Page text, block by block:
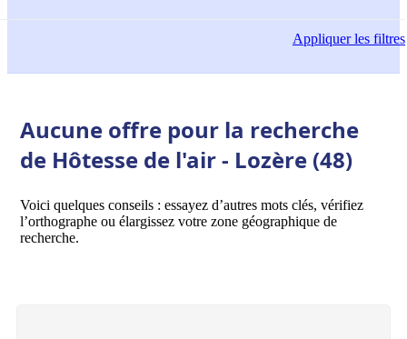
Appliquerles filtres
Aucune offre pour la recherche
de Hôtesse de l'air - Lozère (48)
Voici quelques conseils : essayez d’autres mots clés, vérifiez
l’orthographe ou élargissez votre zone géographique de
recherche.